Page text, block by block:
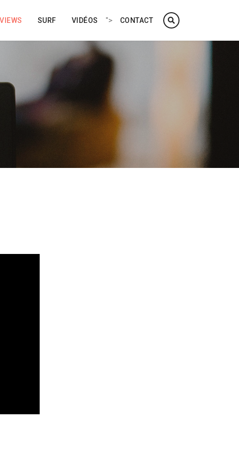
SURF VIDÉOS "> CONTACT